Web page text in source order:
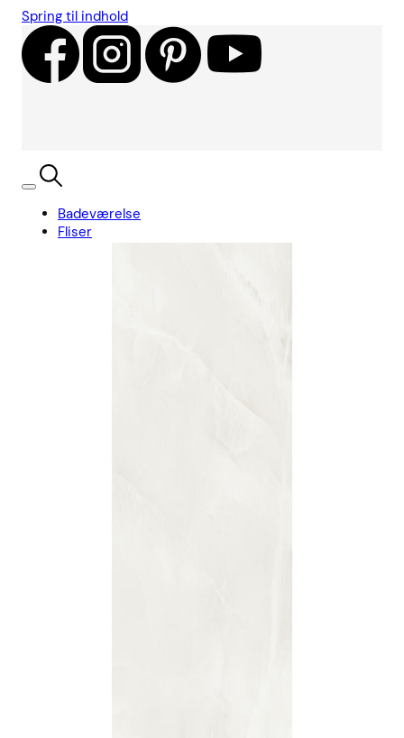
Spring til indhold
Badeværelse
Fliser